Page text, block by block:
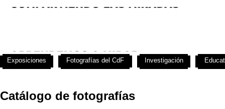
Catálogo de fotografías
Exposiciones Fotografías del CdF Investigación